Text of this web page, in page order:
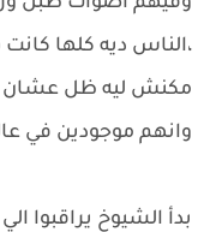
،الناس ديه كلها
مكنش ليه ظل عشان
وانهم موجودين في
بدأ الشيوخ يراقبوا